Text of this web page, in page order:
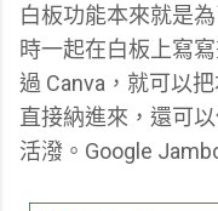
白板功能本來就是
時一起在白板上寫
過 Canva，就可以
直接納進來，還可
活潑。Google